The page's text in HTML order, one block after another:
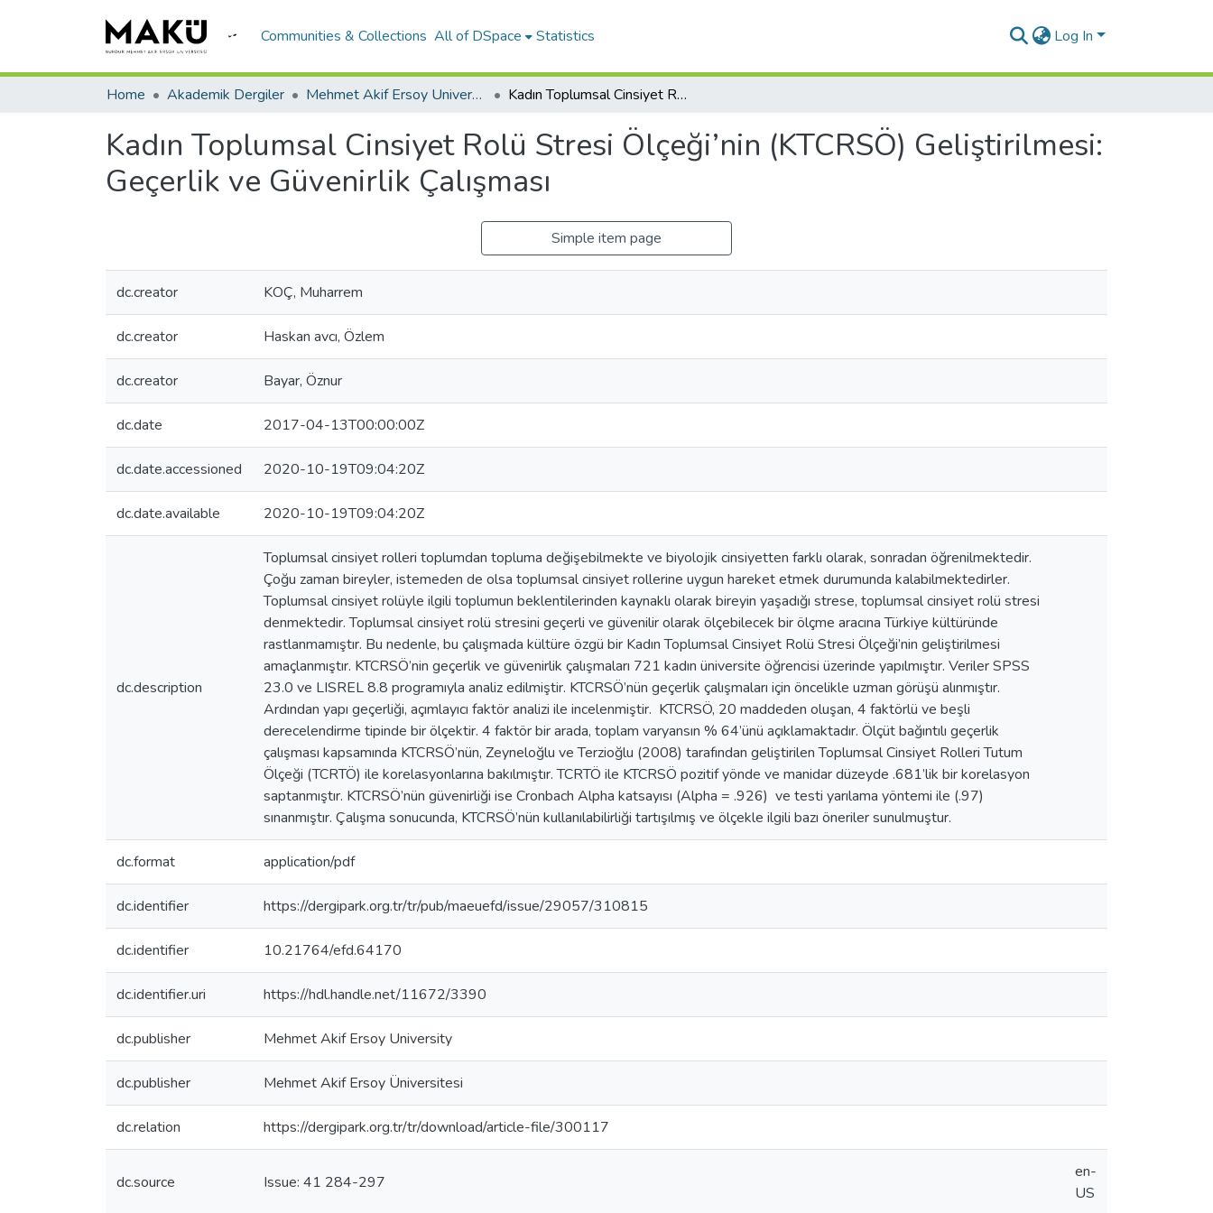
Communities & Collections All of DSpace Statistics Log In
Home Akademik Dergiler Mehmet Akif Ersoy University Journal of Education Faculty Kadın Toplumsal Cinsiyet Rolü Stresi Ölçeği’nin (KTCRSÖ) Geliştirilmesi: Geçerlik ve Güvenirlik Çalışması
Kadın Toplumsal Cinsiyet Rolü Stresi Ölçeği’nin (KTCRSÖ) Geliştirilmesi:
Geçerlik ve Güvenirlik Çalışması
Simple item page
dc.creator KOÇ, Muharrem
dc.creator Haskan avcı, Özlem
dc.creator Bayar, Öznur
dc.date 2017-04-13T00:00:00Z
dc.date.accessioned 2020-10-19T09:04:20Z
dc.date.available 2020-10-19T09:04:20Z
dc.description
Toplumsal cinsiyet rolleri toplumdan topluma değişebilmekte ve biyolojik cinsiyetten farklı olarak, sonradan öğrenilmektedir.
Çoğu zaman bireyler, istemeden de olsa toplumsal cinsiyet rollerine uygun hareket etmek durumunda kalabilmektedirler.
Toplumsal cinsiyet rolüyle ilgili toplumun beklentilerinden kaynaklı olarak bireyin yaşadığı strese, toplumsal cinsiyet rolü stresi
denmektedir. Toplumsal cinsiyet rolü stresini geçerli ve güvenilir olarak ölçebilecek bir ölçme aracına Türkiye kültüründe
rastlanmamıştır. Bu nedenle, bu çalışmada kültüre özgü bir Kadın Toplumsal Cinsiyet Rolü Stresi Ölçeği’nin geliştirilmesi
amaçlanmıştır. KTCRSÖ’nin geçerlik ve güvenirlik çalışmaları 721 kadın üniversite öğrencisi üzerinde yapılmıştır. Veriler SPSS
23.0 ve LISREL 8.8 programıyla analiz edilmiştir. KTCRSÖ’nün geçerlik çalışmaları için öncelikle uzman görüşü alınmıştır.
Ardından yapı geçerliği, açımlayıcı faktör analizi ile incelenmiştir. KTCRSÖ, 20 maddeden oluşan, 4 faktörlü ve beşli
derecelendirme tipinde bir ölçektir. 4 faktör bir arada, toplam varyansın % 64’ünü açıklamaktadır. Ölçüt bağıntılı geçerlik
çalışması kapsamında KTCRSÖ’nün, Zeyneloğlu ve Terzioğlu (2008) tarafından geliştirilen Toplumsal Cinsiyet Rolleri Tutum
Ölçeği (TCRTÖ) ile korelasyonlarına bakılmıştır. TCRTÖ ile KTCRSÖ pozitif yönde ve manidar düzeyde .681’lik bir korelasyon
saptanmıştır. KTCRSÖ’nün güvenirliği ise Cronbach Alpha katsayısı (Alpha = .926) ve testi yarılama yöntemi ile (.97)
sınanmıştır. Çalışma sonucunda, KTCRSÖ’nün kullanılabilirliği tartışılmış ve ölçekle ilgili bazı öneriler sunulmuştur.
dc.format application/pdf
dc.identifier https://dergipark.org.tr/tr/pub/maeuefd/issue/29057/310815
dc.identifier 10.21764/efd.64170
dc.identifier.uri https://hdl.handle.net/11672/3390
dc.publisher Mehmet Akif Ersoy University
dc.publisher Mehmet Akif Ersoy Üniversitesi
dc.relation https://dergipark.org.tr/tr/download/article-file/300117
dc.source Issue: 41 284-297
en-
US